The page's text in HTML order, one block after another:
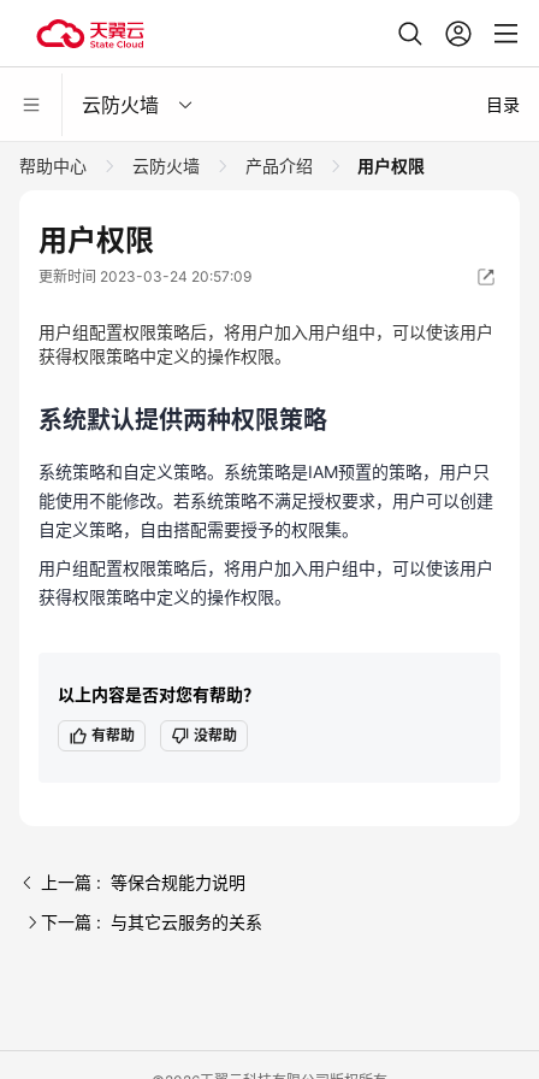
云防火墙 目录
帮助中心 云防火墙 产品介绍 用户权限
用户权限
更新时间 2023-03-24 20:57:09
用户组配置权限策略后，将用户加入用户组中，可以使该用户
获得权限策略中定义的操作权限。
系统默认提供两种权限策略
系统策略和自定义策略。系统策略是IAM预置的策略，用户只
能使用不能修改。若系统策略不满足授权要求，用户可以创建
自定义策略，自由搭配需要授予的权限集。
用户组配置权限策略后，将用户加入用户组中，可以使该用户
获得权限策略中定义的操作权限。
以上内容是否对您有帮助？
有帮助 没帮助
上一篇 : 等保合规能力说明
下一篇 : 与其它云服务的关系